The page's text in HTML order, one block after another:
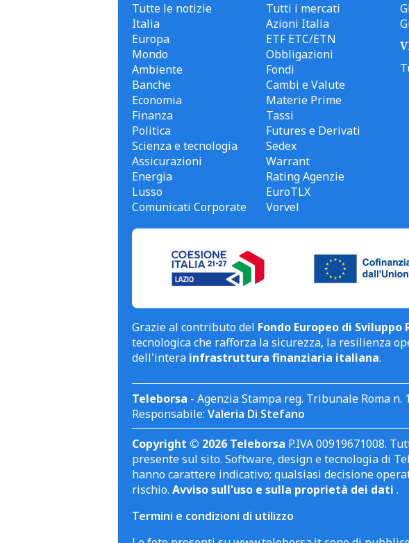
Tutte le notizie
Italia
Europa
Mondo
Ambiente
Banche
Economia
Finanza
Politica
Scienza e tecnologia
Assicurazioni
Energia
Lusso
Comunicati Corporate
Tutti i mercati
Azioni Italia
ETF ETC/ETN
Obbligazioni
Fondi
Cambi e Valute
Materie Prime
Tassi
Futures e Derivati
Sedex
Warrant
Rating Agenzie
EuroTLX
Vorvel
Grazie al contributo del Fondo Europeo di Sviluppo
tecnologica che rafforza la sicurezza, la resilienza
dell'intera infrastruttura finanziaria italiana.
Teleborsa - Agenzia Stampa reg. Tribunale Roma n.
Responsabile: Valeria Di Stefano
Copyright © 2026 Teleborsa P.IVA 00919671008.
presente sul sito. Software, design e tecnologia di
hanno carattere indicativo; qualsiasi decisione
rischio. Avviso sull'uso e sulla proprietà dei dati .
Termini e condizioni di utilizzo